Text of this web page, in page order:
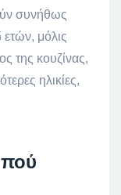
συνήθως
ετών, μόλις
της κουζίνας,
ηλικίες,
πού